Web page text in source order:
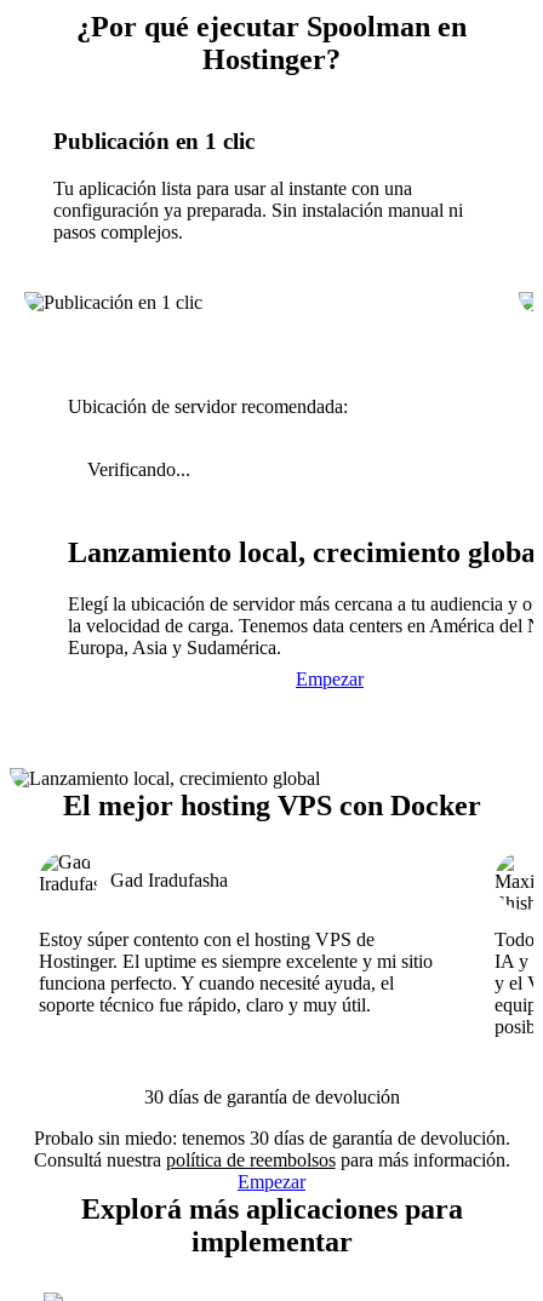
¿Por qué ejecutar Spoolman en
Hostinger?
Publicación en 1 clic
Tu aplicación lista para usar al instante con una
configuración ya preparada. Sin instalación manual ni
pasos complejos.
Ubicación de servidor recomendada:
Verificando...
Lanzamiento local, crecimiento global
Elegí la ubicación de servidor más cercana a tu audiencia y
la velocidad de carga. Tenemos data centers en América del
Europa, Asia y Sudamérica.
Empezar
El mejor hosting VPS con Docker
Gad Iradufasha
Estoy súper contento con el hosting VPS de
Hostinger. El uptime es siempre excelente y mi sitio
funciona perfecto. Y cuando necesité ayuda, el
soporte técnico fue rápido, claro y muy útil.
Todo
IA y
y el
30 días de garantía de devolución
Probalo sin miedo: tenemos 30 días de garantía de devolución.
Consultá nuestra política de reembolsospara más información.
Empezar
Explorá más aplicaciones para
implementar